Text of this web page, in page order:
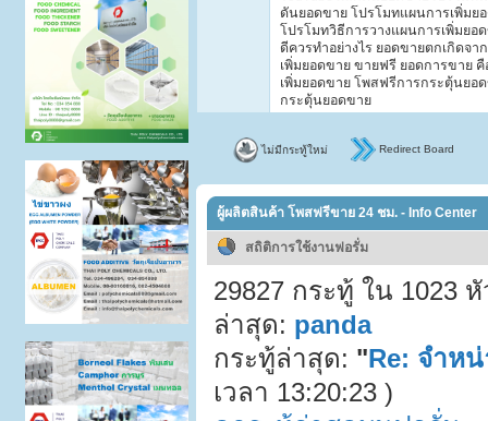
ดันยอดขาย โปรโมทแผนการเพิ่มย
โปรโมทวิธีการวางแผนการเพิ่มยอ
ดีควรทำอย่างไร ยอดขายตกเกิดจา
เพิ่มยอดขาย ขายฟรี ยอดการขาย คื
เพิ่มยอดขาย โพสฟรีการกระตุ้นยอ
กระตุ้นยอดขาย
ไม่มีกระทู้ใหม่ Redirect Board
ผู้ผลิตสินค้า โพสฟรีขาย 24 ชม. - Info Center
สถิติการใช้งานฟอรั่ม
29827 กระทู้ ใน 1023
ล่าสุด: panda
กระทู้ล่าสุด: "Re: จำห
เวลา 13:20:23 )